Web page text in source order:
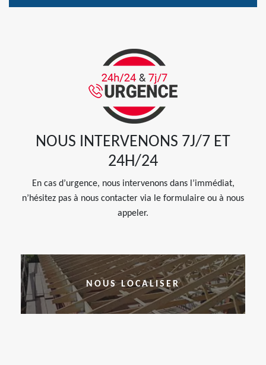
NOUS INTERVENONS 7J/7 ET
24H/24
En cas d’urgence, nous intervenons dans l’immédiat,
n’hésitez pas à nous contacter via le formulaire ou à nous
appeler.
NOUS LOCALISER